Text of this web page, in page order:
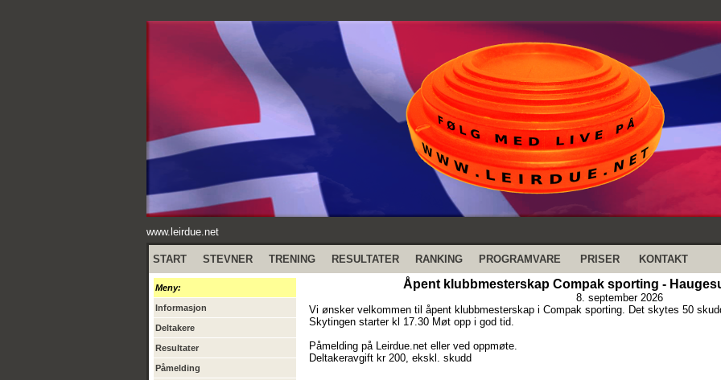
www.leirdue.net
START STEVNER TRENING RESULTATER RANKING PROGRAMVARE PRISER KONTAKT
Meny:
Informasjon
Deltakere
Resultater
Påmelding
Åpent klubbmesterskap Compak sporting -
8. september 2026
Vi ønsker velkommen til åpent klubbmesterskap i Compak sporting. Det skytes 50
Skytingen starter kl 17.30 Møt opp i god tid.
Påmelding på Leirdue.net eller ved oppmøte.
Deltakeravgift kr 200, ekskl. skudd